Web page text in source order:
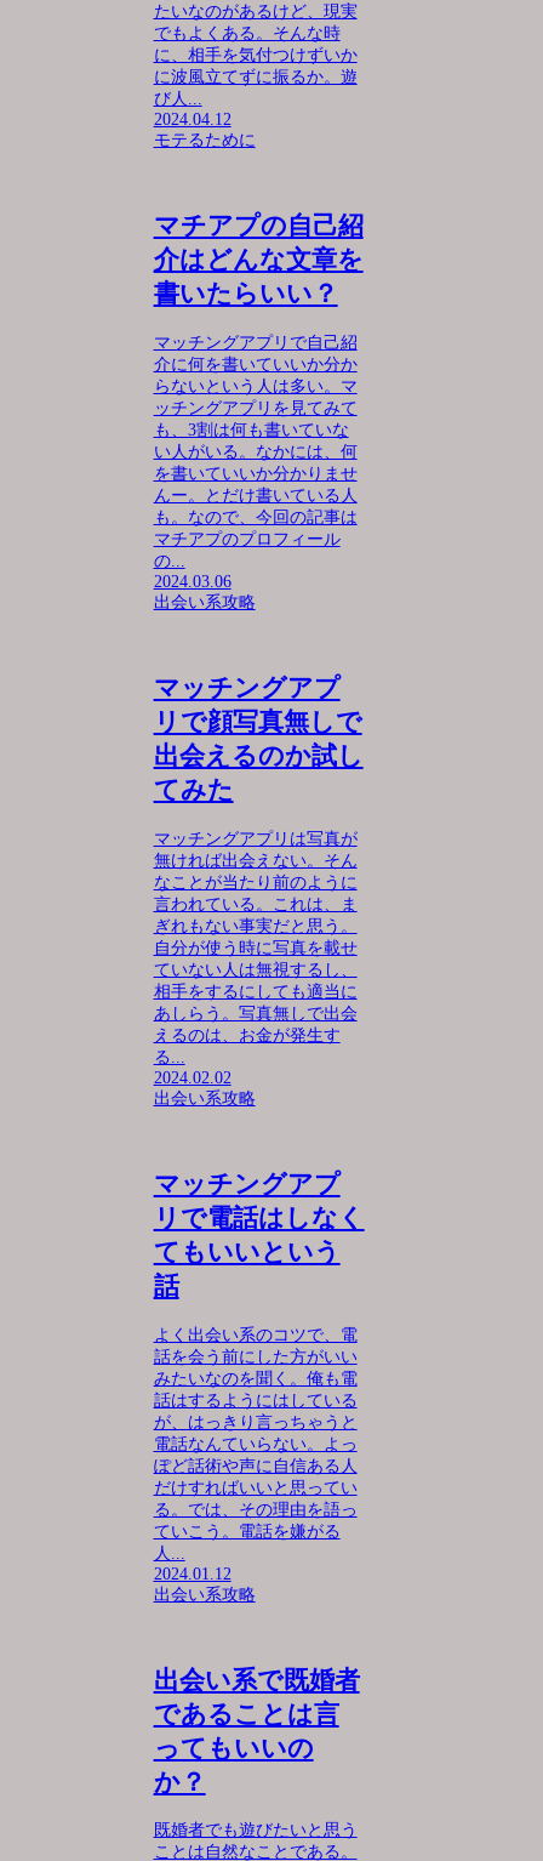
たいなのがあるけど、現実
でもよくある。そんな時
に、相手を気付つけずいか
に波風立てずに振るか。遊
び人...
2024.04.12
モテるために
マチアプの自己紹
介はどんな文章を
書いたらいい？
マッチングアプリで自己紹
介に何を書いていいか分か
らないという人は多い。マ
ッチングアプリを見てみて
も、3割は何も書いていな
い人がいる。なかには、何
を書いていいか分かりませ
んー。とだけ書いている人
も。なので、今回の記事は
マチアプのプロフィール
の...
2024.03.06
出会い系攻略
マッチングアプ
リで顔写真無しで
出会えるのか試し
てみた
マッチングアプリは写真が
無ければ出会えない。そん
なことが当たり前のように
言われている。これは、ま
ぎれもない事実だと思う。
自分が使う時に写真を載せ
ていない人は無視するし、
相手をするにしても適当に
あしらう。写真無しで出会
えるのは、お金が発生す
る...
2024.02.02
出会い系攻略
マッチングアプ
リで電話はしなく
てもいいという
話
よく出会い系のコツで、電
話を会う前にした方がいい
みたいなのを聞く。俺も電
話はするようにはしている
が、はっきり言っちゃうと
電話なんていらない。よっ
ぽど話術や声に自信ある人
だけすればいいと思ってい
る。では、その理由を語っ
ていこう。電話を嫌がる
人...
2024.01.12
出会い系攻略
出会い系で既婚者
であることは言
ってもいいの
か？
既婚者でも遊びたいと思う
ことは自然なことである。